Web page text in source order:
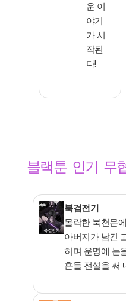
운 이
야기
가 시
작된
다!
블랙툰 인기 무
북검전기
몰락한 북천문
아버지가 남긴
히며 운명에 눈
흔들 전설을 써